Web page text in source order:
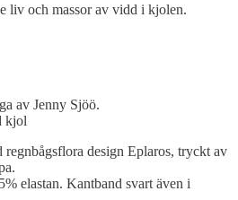
liv och massor av vidd i kjolen.
av Jenny Sjöö.
kjol
design Eplaros, tryckt av
elastan. Kantband svart även i